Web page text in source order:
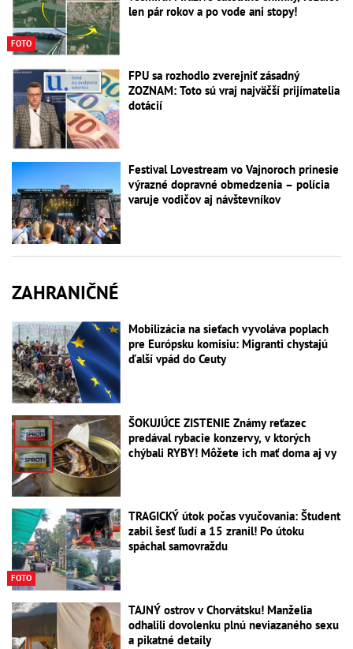
FOTO
len pár rokov a po vode ani stopy!
FPU sa rozhodlo zverejniť zásadný
ZOZNAM: Toto sú vraj najväčší prijímatelia
dotácií
Festival Lovestream vo Vajnoroch prinesie
výrazné dopravné obmedzenia – polícia
varuje vodičov aj návštevníkov
ZAHRANIČNÉ
Mobilizácia na sieťach vyvoláva poplach
pre Európsku komisiu: Migranti chystajú
ďalší vpád do Ceuty
ŠOKUJÚCE ZISTENIE Známy reťazec
predával rybacie konzervy, v ktorých
chýbali RYBY! Môžete ich mať doma aj vy
FOTO
TRAGICKÝ útok počas vyučovania: Študent
zabil šesť ľudí a 15 zranil! Po útoku
spáchal samovraždu
TAJNÝ ostrov v Chorvátsku! Manželia
odhalili dovolenku plnú neviazaného sexu
a pikatné detaily